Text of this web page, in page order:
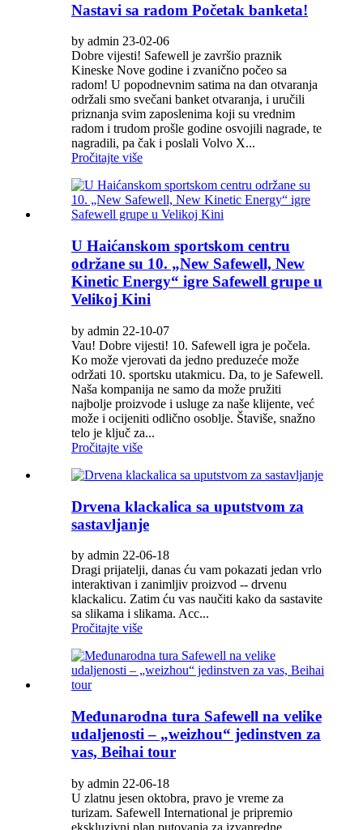
Nastavi sa radom Početak banketa!
by admin 23-02-06
Dobre vijesti! Safewell je završio praznik
Kineske Nove godine i zvanično počeo sa
radom! U popodnevnim satima na dan otvaranja
održali smo svečani banket otvaranja, i uručili
priznanja svim zaposlenima koji su vrednim
radom i trudom prošle godine osvojili nagrade, te
nagradili, pa čak i poslali Volvo X...
Pročitajte više
U Haićanskom sportskom centru
održane su 10. „New Safewell, New
Kinetic Energy“ igre Safewell grupe u
Velikoj Kini
by admin 22-10-07
Vau! Dobre vijesti! 10. Safewell igra je počela.
Ko može vjerovati da jedno preduzeće može
održati 10. sportsku utakmicu. Da, to je Safewell.
Naša kompanija ne samo da može pružiti
najbolje proizvode i usluge za naše klijente, već
može i ocijeniti odlično osoblje. Štaviše, snažno
telo je ključ za...
Pročitajte više
Drvena klackalica sa uputstvom za
sastavljanje
by admin 22-06-18
Dragi prijatelji, danas ću vam pokazati jedan vrlo
interaktivan i zanimljiv proizvod -- drvenu
klackalicu. Zatim ću vas naučiti kako da sastavite
sa slikama i slikama. Acc...
Pročitajte više
Međunarodna tura Safewell na velike
udaljenosti – „weizhou“ jedinstven za
vas, Beihai tour
by admin 22-06-18
U zlatnu jesen oktobra, pravo je vreme za
turizam. Safewell International je pripremio
ekskluzivni plan putovanja za izvanredne